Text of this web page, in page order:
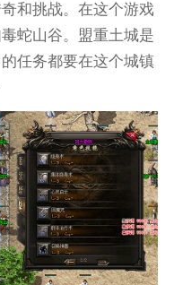
和挑战。在这个游戏
蛇山谷。盟重土城是
任务都要在这个城镇